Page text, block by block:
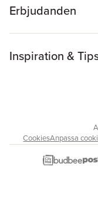
Erbjudanden
Inspiration &
CookiesAnpassa